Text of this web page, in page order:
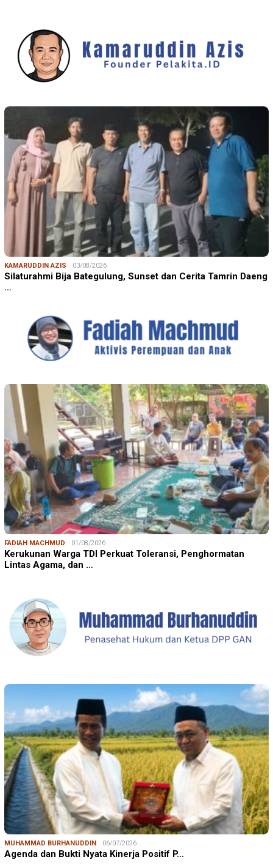
KAMARUDDIN AZIS 03/08/2026
Silaturahmi Bija Bategulung, Sunset dan Cerita Tamrin Daeng
…
FADIAH MACHMUD 01/08/2026
Kerukunan Warga TDI Perkuat Toleransi, Penghormatan
Lintas Agama, dan …
MUHAMMAD BURHANUDDIN 06/07/2026
Agenda dan Bukti Nyata Kinerja Positif P…